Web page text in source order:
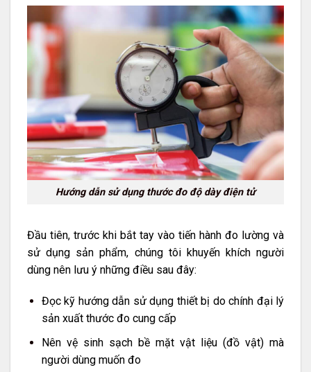
Hướng dẫn sử dụng thước đo độ dày điện tử
Đầu tiên, trước khi bắt tay vào tiến hành đo lường và
sử dụng sản phẩm, chúng tôi khuyến khích người
dùng nên lưu ý những điều sau đây:
Đọc kỹ hướng dẫn sử dụng thiết bị do chính đại lý
sản xuất thước đo cung cấp
Nên vệ sinh sạch bề mặt vật liệu (đồ vật) mà
người dùng muốn đo